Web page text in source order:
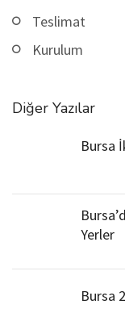
Teslimat
Kurulum
Diğer Yazılar
Bursa
Yerler
Bursa